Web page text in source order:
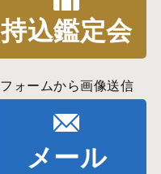
持込鑑定会
フォームから画像送信
メール